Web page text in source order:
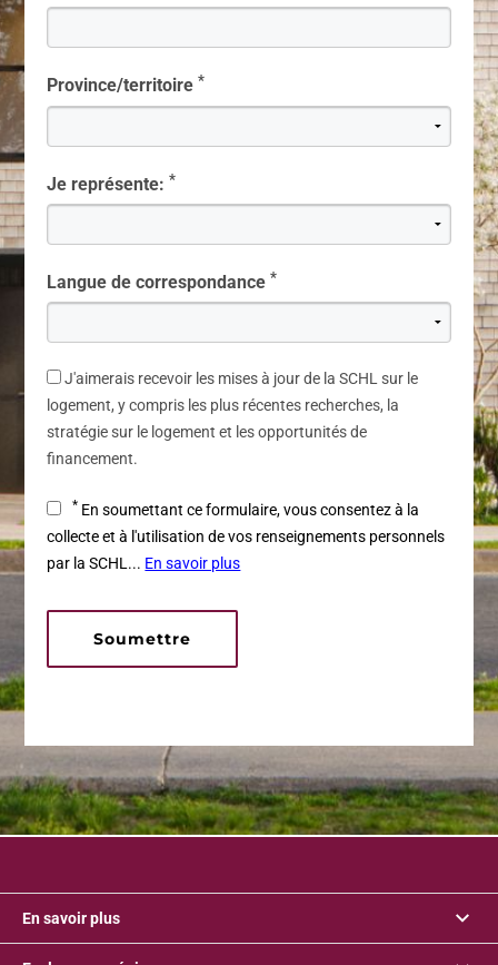
Province/territoire *
Je représente:*
Langue de correspondance *
J'aimerais recevoir les mises à jour de la SCHL sur le
logement, y compris les plus récentes recherches, la
stratégie sur le logement et les opportunités de
financement.
* En soumettant ce formulaire, vous consentez à la
collecte et à l'utilisation de vos renseignements personnels
par la SCHL... En savoir plus
Soumettre
En savoir plus